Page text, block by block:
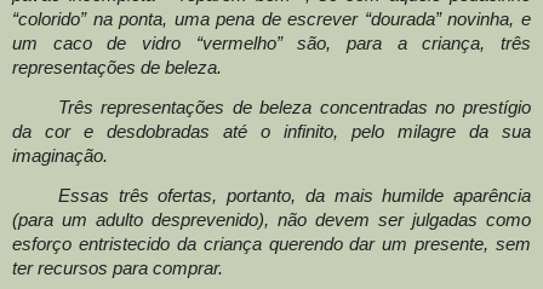
“colorido” na ponta, uma pena de escrever “dourada” novinha, e
um caco de vidro “vermelho” são, para a criança, três
representações de beleza.
Três representações de beleza concentradas no prestígio
da cor e desdobradas até o infinito, pelo milagre da sua
imaginação.
Essas três ofertas, portanto, da mais humilde aparência
(para um adulto desprevenido), não devem ser julgadas como
esforço entristecido da criança querendo dar um presente, sem
ter recursos para comprar.